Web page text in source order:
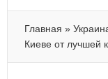
Главная »
Киеве от лучшей